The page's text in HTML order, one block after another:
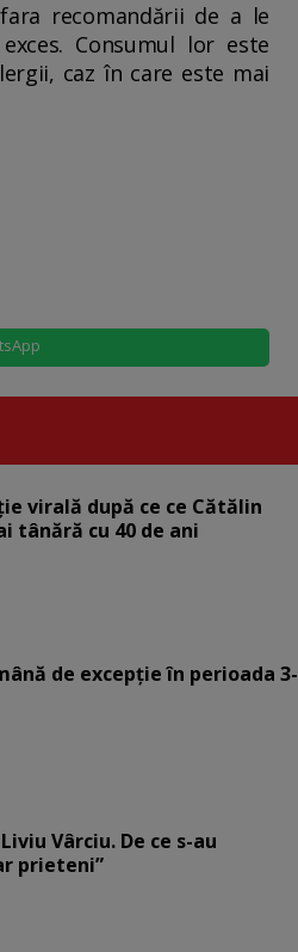
recomandării de a le
Consumul lor este
caz în care este mai
virală după ce ce Cătălin
tânără cu 40 de ani
de excepție în perioada 3-
Vârciu. De ce s-au
prieteni”